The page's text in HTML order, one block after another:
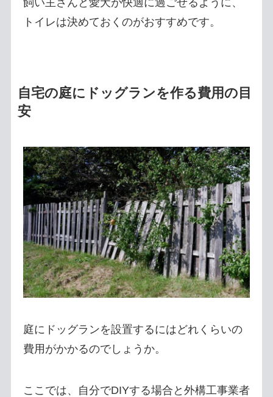
トイレは決めておくのがおすすめです。
自宅の庭にドッグランを作る費用の目
安
庭にドッグランを設置するにはどれくらいの
費用がかかるのでしょうか。
ここでは、自分でDIYする場合と外構工事業者